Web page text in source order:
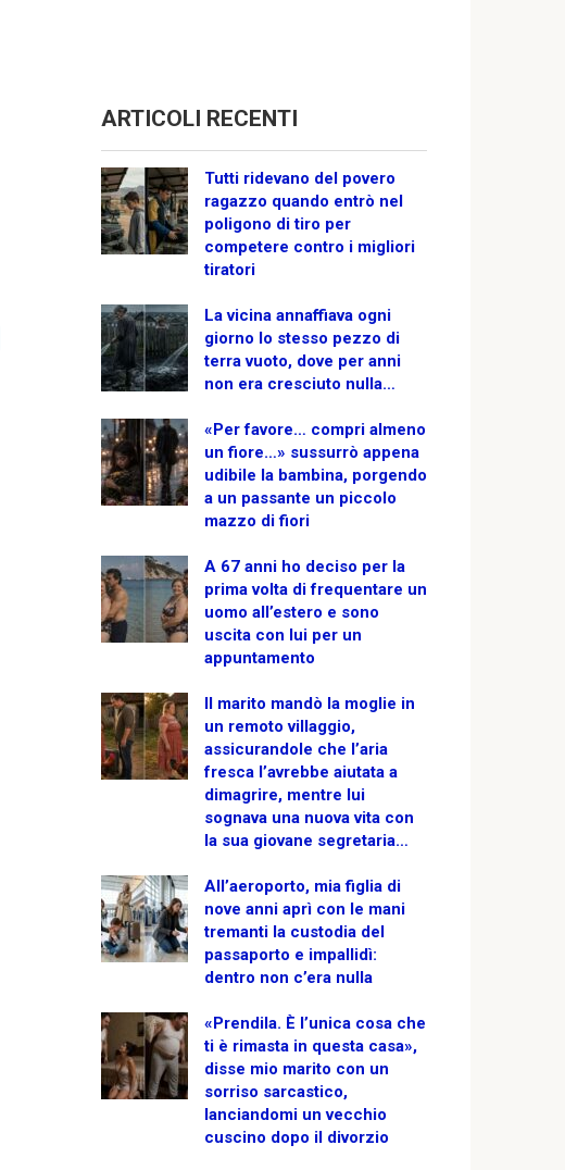
ARTICOLI RECENTI
Tutti ridevano del povero
ragazzo quando entrò nel
poligono di tiro per
competere contro i migliori
tiratori
La vicina annaffiava ogni
giorno lo stesso pezzo di
terra vuoto, dove per anni
non era cresciuto nulla…
«Per favore… compri almeno
un fiore…» sussurrò appena
udibile la bambina, porgendo
a un passante un piccolo
mazzo di fiori
A 67 anni ho deciso per la
prima volta di frequentare un
uomo all’estero e sono
uscita con lui per un
appuntamento
Il marito mandò la moglie in
un remoto villaggio,
assicurandole che l’aria
fresca l’avrebbe aiutata a
dimagrire, mentre lui
sognava una nuova vita con
la sua giovane segretaria…
All’aeroporto, mia figlia di
nove anni aprì con le mani
tremanti la custodia del
passaporto e impallidì:
dentro non c’era nulla
«Prendila. È l’unica cosa che
ti è rimasta in questa casa»,
disse mio marito con un
sorriso sarcastico,
lanciandomi un vecchio
cuscino dopo il divorzio